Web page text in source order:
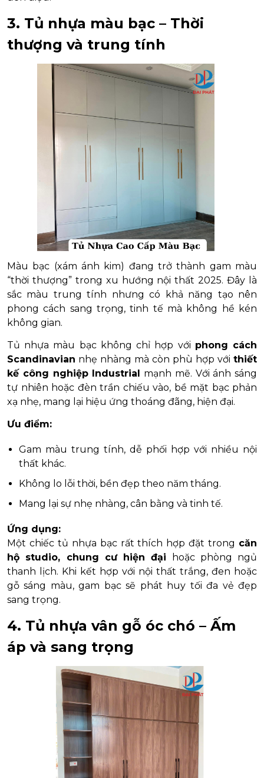
3. Tủ nhựa màu bạc – Thời
thượng và trung tính
Màu bạc (xám ánh kim) đang trở thành gam màu
“thời thượng” trong xu hướng nội thất 2025. Đây là
sắc màu trung tính nhưng có khả năng tạo nên
phong cách sang trọng, tinh tế mà không hề kén
không gian.
Tủ nhựa màu bạc không chỉ hợp với phong cách
Scandinavian nhẹ nhàng mà còn phù hợp với thiết
kế công nghiệp Industrial mạnh mẽ. Với ánh sáng
tự nhiên hoặc đèn trần chiếu vào, bề mặt bạc phản
xạ nhẹ, mang lại hiệu ứng thoáng đãng, hiện đại.
Ưu điểm:
Gam màu trung tính, dễ phối hợp với nhiều nội
thất khác.
Không lo lỗi thời, bền đẹp theo năm tháng.
Mang lại sự nhẹ nhàng, cân bằng và tinh tế.
Ứng dụng:
Một chiếc tủ nhựa bạc rất thích hợp đặt trong căn
hộ studio, chung cư hiện đại hoặc phòng ngủ
thanh lịch. Khi kết hợp với nội thất trắng, đen hoặc
gỗ sáng màu, gam bạc sẽ phát huy tối đa vẻ đẹp
sang trọng.
4. Tủ nhựa vân gỗ óc chó – Ấm
áp và sang trọng